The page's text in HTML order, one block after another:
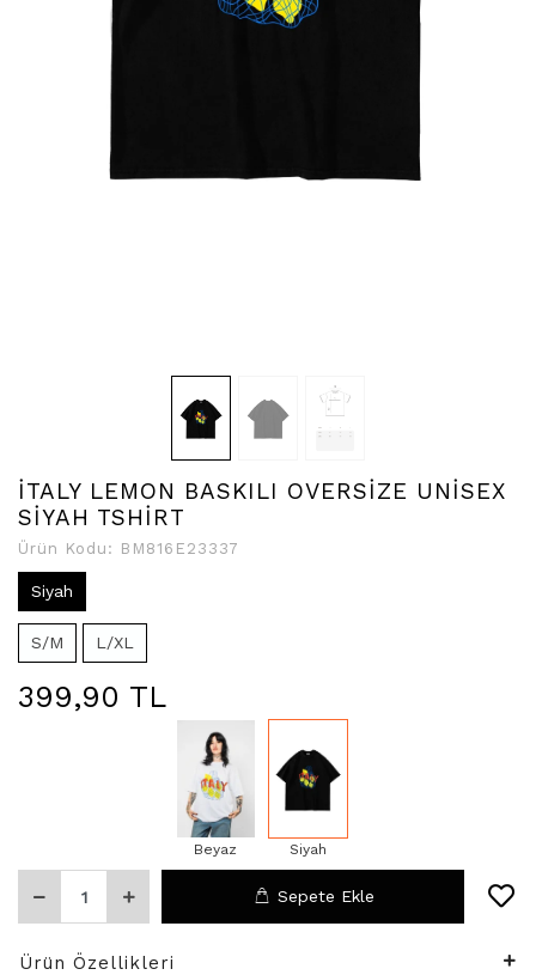
İTALY LEMON BASKILI OVERSİZE UNİSEX
SİYAH TSHİRT
Ürün Kodu: BM816E23337
Siyah
S/M L/XL
399,90 TL
Beyaz Siyah
Sepete Ekle
Ürün Özellikleri